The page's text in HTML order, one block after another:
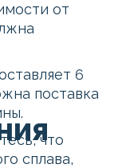
от
6
поставка
что
сплава,